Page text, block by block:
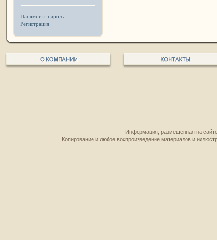
Напомнить пароль
Регистрация
Информация, размещенная на
Копирование и любое воспроизведение материалов и